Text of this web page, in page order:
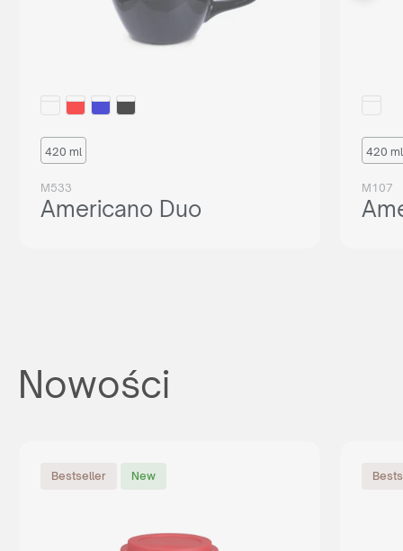
420 ml
M533
Americano Duo
420 ml
M107
Nowości
Bestseller New